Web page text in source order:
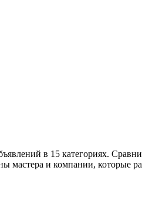
в 15 категориях.
мастера и компании, которые